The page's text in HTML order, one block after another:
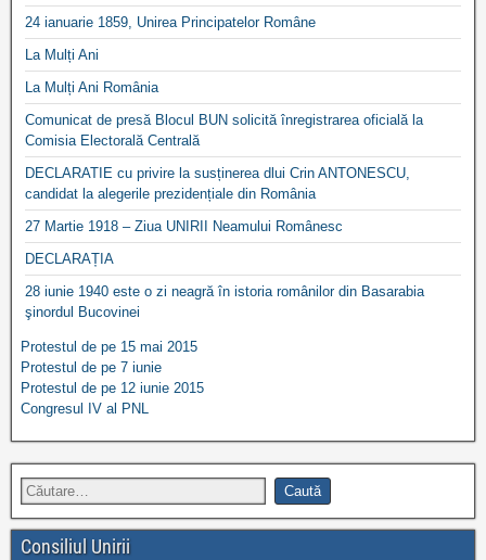
24 ianuarie 1859, Unirea Principatelor Române
La Mulți Ani
La Mulți Ani România
Comunicat de presă Blocul BUN solicită înregistrarea oficială la
Comisia Electorală Centrală
DECLARATIE cu privire la susținerea dlui Crin ANTONESCU,
candidat la alegerile prezidențiale din România
27 Martie 1918 – Ziua UNIRII Neamului Românesc
DECLARAȚIA
28 iunie 1940 este o zi neagră în istoria românilor din Basarabia
şinordul Bucovinei
Protestul de pe 15 mai 2015
Protestul de pe 7 iunie
Protestul de pe 12 iunie 2015
Congresul IV al PNL
Consiliul Unirii